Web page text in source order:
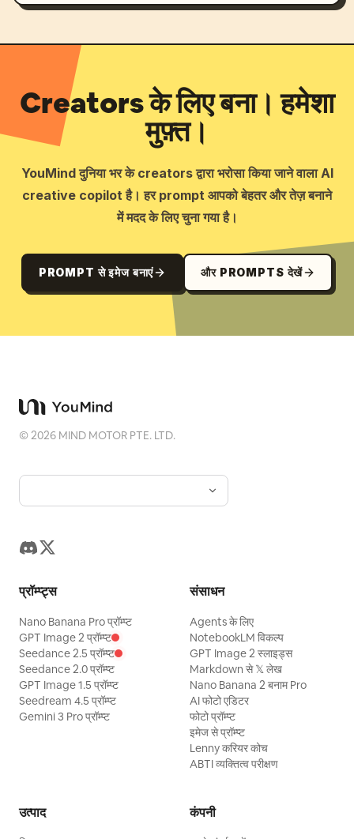
Creators के लिए बना। हमेशा
मुफ़्त।
YouMind दुनिया भर के creators द्वारा भरोसा किया जाने वाला AI
creative copilot है। हर prompt आपको बेहतर और तेज़ बनाने
में मदद के लिए चुना गया है।
PROMPT से इमेज बनाएं और PROMPTS देखें
©2026 MIND MOTOR PTE. LTD.
प्रॉम्प्ट्स
Nano Banana Pro प्रॉम्प्ट
GPT Image 2 प्रॉम्प्ट
Seedance 2.5 प्रॉम्प्ट
Seedance 2.0 प्रॉम्प्ट
GPT Image 1.5 प्रॉम्प्ट
Seedream 4.5 प्रॉम्प्ट
Gemini 3 Pro प्रॉम्प्ट
संसाधन
Agents के लिए
NotebookLM विकल्प
GPT Image 2 स्लाइड्स
Markdown से 𝕏 लेख
Nano Banana 2 बनाम Pro
AI फोटो एडिटर
फोटो प्रॉम्प्ट
इमेज से प्रॉम्प्ट
Lenny करियर कोच
ABTI व्यक्तित्व परीक्षण
उत्पाद कंपनी